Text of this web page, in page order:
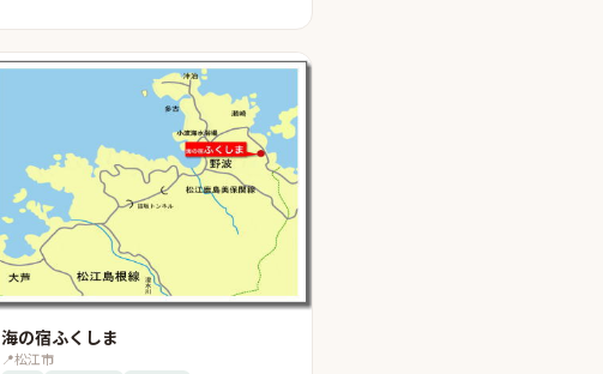
海の宿ふくしま
📍松江市